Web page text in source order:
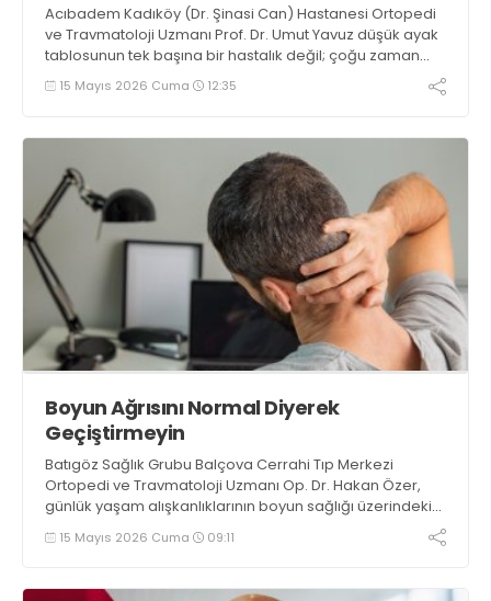
Acıbadem Kadıköy (Dr. Şinasi Can) Hastanesi Ortopedi
ve Travmatoloji Uzmanı Prof. Dr. Umut Yavuz düşük ayak
tablosunun tek başına bir hastalık değil; çoğu zaman
sinir, kas, omurga veya nörolojik hastalıkların bir belirtisi
olduğuna dikkat çekti
15 Mayıs 2026 Cuma 12:35
Boyun Ağrısını Normal Diyerek
Geçiştirmeyin
Batıgöz Sağlık Grubu Balçova Cerrahi Tıp Merkezi
Ortopedi ve Travmatoloji Uzmanı Op. Dr. Hakan Özer,
günlük yaşam alışkanlıklarının boyun sağlığı üzerindeki
etkilerine dikkat çekerek toplumda oldukça yaygın
görülen bazı davranışların omurga üzerinde uzun vadeli
15 Mayıs 2026 Cuma 09:11